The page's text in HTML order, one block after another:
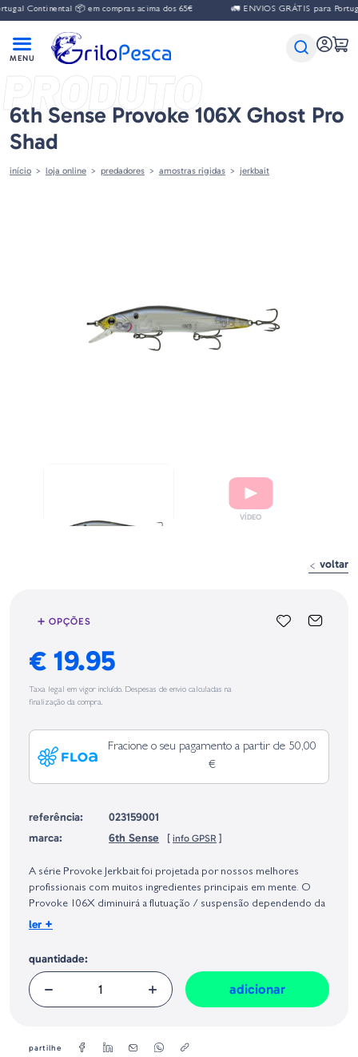
Continental 📦 em compras acima dos 65€ 🚛 ENVIOS GRÁTIS para
PRODUTO
6th Sense Provoke 106X Ghost Pro
Shad
início loja online predadores amostras rigidas jerkbait
voltar
➕ OPÇÕES
€ 19.95
Taxa legal em vigor incluído. Despesas de envio calculadas na
finalização da compra.
Fracione o seu pagamento a partir de 50,00
€
referência:
023159001
marca:
6th Sense [ info GPSR ]
Europeia, dos produtos da marca, conforme requerido no Regulamento
Geral sobre a Segurança dos Produtos (GPSR):
A série Provoke Jerkbait foi projetada por nossos melhores
profissionais com muitos ingredientes principais em mente. O
Provoke 106X diminuirá a flutuação / suspensão dependendo da
temperatura da água em profundidades de 3-6 pés. Nosso design
fenomenal de dardo e giro a cada contração da cana. Equipado
com esquemas de pintura premium, um sistema de transferência
de peso projetado, fateixas super afiados, olhos 3D realistas,
escalas de alta definição e placas de guelra diferenciam a Série
Tamanho: 106mm
ler +
quantidade:
adicionar
partilhe